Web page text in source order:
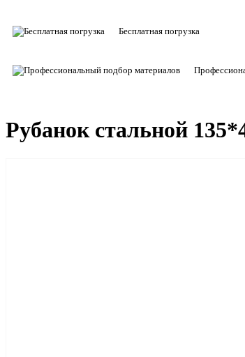
Бесплатная погрузка
Рубанок стальной